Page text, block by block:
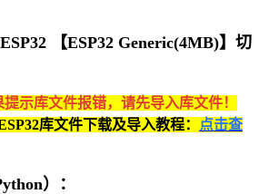
【ESP32 Generic(4MB)】切
示库文件报错，请先导入库文件！
库文件下载及导入教程：
点击查
）：